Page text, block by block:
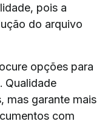
pois a
do arquivo
opções para
Qualidade
mas garante mais
com